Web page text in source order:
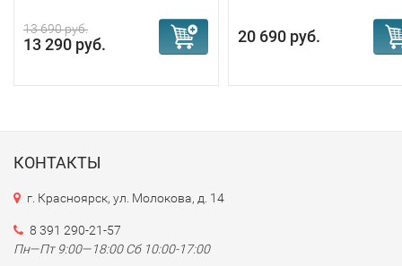
13 690 руб.
13 290 руб. 20 690 руб.
КОНТАКТЫ
г. Красноярск, ул. Молокова, д. 14
8 391 290-21-57
Пн—Пт 9:00—18:00 Сб 10:00-17:00